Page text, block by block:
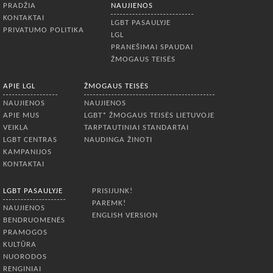
Vilniuje atstovai jau antrus metus iš
PRADŽIA
KONTAKTAI
PRIVATUMO POLITIKA
NAUJIENOS
LGBT PASAULYJE
LGL
PRANEŠIMAI SPAUDAI
ŽMOGAUS TEISĖS
APIE LGL
NAUJIENOS
APIE MUS
VEIKLA
LGBT CENTRAS
KAMPANIJOS
KONTAKTAI
ŽMOGAUS TEISĖS
NAUJIENOS
LGBT* ŽMOGAUS TEISĖS LIETUVOJE
TARPTAUTINIAI STANDARTAI
NAUDINGA ŽINOTI
LGBT PASAULYJE
NAUJIENOS
BENDRUOMENĖS
PRAMOGOS
KULTŪRA
NUORODOS
RENGINIAI
PRISIJUNK!
PAREMK!
ENGLISH VERSION